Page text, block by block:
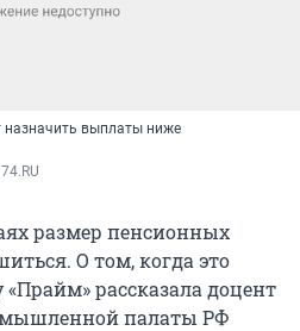
назначить выплаты ниже
размер пенсионных
О том, когда это
«Прайм» рассказала доцент
палаты РФ